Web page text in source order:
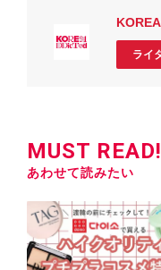
ライ
MUST READ!
あわせて読みたい